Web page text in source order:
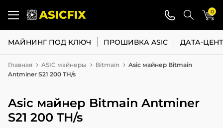
0
МАЙНИНГ ПОД КЛЮЧ ПРОШИВКА ASIC ДАТА-
Главная ASIC майнеры Bitmain
Asic майнер Bitmain
Antminer S21 200 TH/s
Asic майнер Bitmain Antminer
S21 200 TH/s